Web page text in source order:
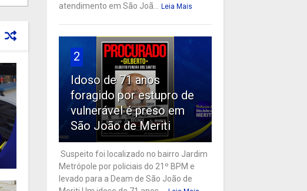
atendimento em São Joã...
Leia Mais
2
Idoso de 71 anos
foragido por estupro de
vulnerável é preso em
São João de Meriti
Suspeito foi localizado no bairro Jardim
Metrópole por policiais do 21º BPM e
levado para a Deam de São João de